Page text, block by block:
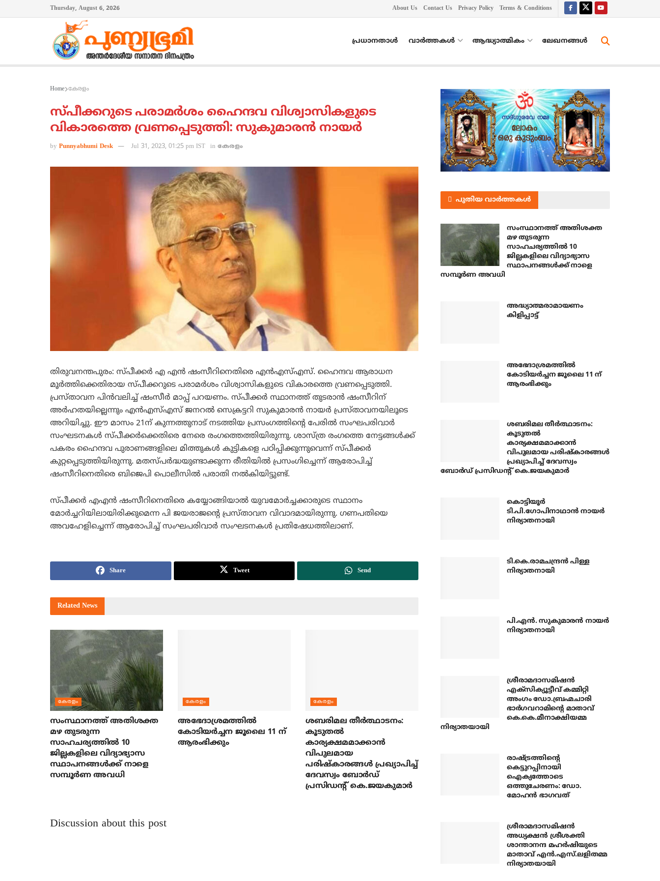
Thursday, August 6, 2026 About Us Contact Us Privacy Policy Terms & Conditions
പ്രധാനതാൾ വാർത്തകൾ ആദ്ധ്യാത്മികം ലേഖനങ്ങള്‍
Home കേരളം
സ്പീക്കറുടെ പരാമര്‍ശം ഹൈന്ദവ വിശ്വാസികളുടെ
വികാരത്തെ വ്രണപ്പെടുത്തി: സുകുമാരന്‍ നായര്‍
by Punnyabhumi Desk Jul 31, 2023, 01:25 pm IST in കേരളം
തിരുവനന്തപുരം: സ്പീക്കര്‍ എ എന്‍ ഷംസീറിനെതിരെ എന്‍എസ്എസ്. ഹൈന്ദവ ആരാധന
മൂര്‍ത്തിക്കെതിരായ സ്പീക്കറുടെ പരാമര്‍ശം വിശ്വാസികളുടെ വികാരത്തെ വ്രണപ്പെടുത്തി.
പ്രസ്താവന പിന്‍വലിച്ച് ഷംസീര്‍ മാപ്പ് പറയണം. സ്പീക്കര്‍ സ്ഥാനത്ത് തുടരാന്‍ ഷംസീറിന്
അര്‍ഹതയില്ലെന്നും എന്‍എസ്എസ് ജനറല്‍ സെക്രട്ടറി സുകുമാരന്‍ നായര്‍ പ്രസ്താവനയിലൂടെ
അറിയിച്ചു. ഈ മാസം 21ന് കുന്നത്തുനാട് നടത്തിയ പ്രസംഗത്തിന്റെ പേരില്‍ സംഘപരിവാര്‍
സംഘടനകള്‍ സ്പീക്കര്‍ക്കെതിരെ നേരെ രംഗത്തെത്തിയിരുന്നു. ശാസ്ത്ര രംഗത്തെ നേട്ടങ്ങള്‍ക്ക്
പകരം ഹൈന്ദവ പുരാണങ്ങളിലെ മിത്തുകള്‍ കുട്ടികളെ പഠിപ്പിക്കുന്നുവെന്ന് സ്പീക്കര്‍
കുറ്റപ്പെടുത്തിയിരുന്നു. മതസ്പര്‍ദ്ധയുണ്ടാക്കുന്ന രീതിയില്‍ പ്രസംഗിച്ചെന്ന് ആരോപിച്ച്
ഷംസീറിനെതിരെ ബിജെപി പൊലീസില്‍ പരാതി നല്‍കിയിട്ടുണ്ട്.
സ്പീക്കര്‍ എഎന്‍ ഷംസീറിനെതിരെ കയ്യോങ്ങിയാല്‍ യുവമോര്‍ച്ചക്കാരുടെ സ്ഥാനം
മോര്‍ച്ചറിയിലായിരിക്കുമെന്ന പി ജയരാജന്റെ പ്രസ്താവന വിവാദമായിരുന്നു. ഗണപതിയെ
അവഹേളിച്ചെന്ന് ആരോപിച്ച് സംഘപരിവാര്‍ സംഘടനകള്‍ പ്രതിഷേധത്തിലാണ്.
Share Tweet Send
Related News
കേരളം
സംസ്ഥാനത്ത് അതിശക്ത
മഴ തുടരുന്ന
സാഹചര്യത്തിൽ 10
ജില്ലകളിലെ വിദ്യാഭ്യാസ
സ്ഥാപനങ്ങൾക്ക് നാളെ
സമ്പൂർണ അവധി
കേരളം
അഭേദാശ്രമത്തില്‍
കോടിയര്‍ച്ചന ജൂലൈ 11 ന്
ആരംഭിക്കും
കേരളം
ശബരിമല തീര്‍ത്ഥാടനം:
കൂടുതല്‍
കാര്യക്ഷമമാക്കാന്‍
വിപുലമായ
പരിഷ്‌കാരങ്ങള്‍ പ്രഖ്യാപിച്ച്
ദേവസ്വം ബോര്‍ഡ്
പ്രസിഡന്റ് കെ.ജയകുമാര്‍
Discussion about this post
പുതിയ വാർത്തകൾ
സംസ്ഥാനത്ത് അതിശക്ത
മഴ തുടരുന്ന
സാഹചര്യത്തിൽ 10
ജില്ലകളിലെ വിദ്യാഭ്യാസ
സ്ഥാപനങ്ങൾക്ക് നാളെ
സമ്പൂർണ അവധി
അദ്ധ്യാത്മരാമായണം
കിളിപ്പാട്ട്
അഭേദാശ്രമത്തില്‍
കോടിയര്‍ച്ചന ജൂലൈ 11 ന്
ആരംഭിക്കും
ശബരിമല തീര്‍ത്ഥാടനം:
കൂടുതല്‍
കാര്യക്ഷമമാക്കാന്‍
വിപുലമായ പരിഷ്‌കാരങ്ങള്‍
പ്രഖ്യാപിച്ച് ദേവസ്വം
ബോര്‍ഡ് പ്രസിഡന്റ് കെ.ജയകുമാര്‍
കൊട്ടിയൂര്‍
ടി.പി.ഗോപിനാഥാന്‍ നായര്‍
നിര്യാതനായി
ടി.കെ.രാമചന്ദ്രന്‍ പിള്ള
നിര്യാതനായി
പി.എന്‍. സുകുമാരന്‍ നായര്‍
നിര്യാതനായി
ശ്രീരാമദാസമിഷന്‍
എക്‌സിക്യൂട്ടീവ് കമ്മിറ്റി
അംഗം ഡോ.ബ്രഹ്മചാരി
ഭാര്‍ഗവറാമിന്റെ മാതാവ്
കെ.കെ.മീനാക്ഷിയമ്മ
നിര്യാതയായി
രാഷ്ട്രത്തിന്റെ
കെട്ടുറപ്പിനായി
ഐക്യത്തോടെ
ഒത്തുചേരണം: ഡോ.
മോഹന്‍ ഭാഗവത്
ശ്രീരാമദാസമിഷന്‍
അധ്യക്ഷന്‍ ശ്രീശക്തി
ശാന്താനന്ദ മഹര്‍ഷിയുടെ
മാതാവ് എന്‍.എസ്.ലളിതമ്മ
നിര്യാതയായി